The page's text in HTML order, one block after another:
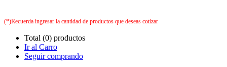
(*)Recuerda ingresar la cantidad de productos que deseas cotizar
Total (0) productos
Ir al Carro
Seguir comprando